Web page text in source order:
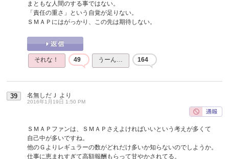
まともな人間のする事ではない。
「責任の重さ」という自覚が足りない。
ＳＭＡＰにはがっかり、この先は期待しない。
それな！ 49 うーん… 164
39 名無しだＪ より
2016年1月19日 1:50 PM
ＳＭＡＰファンは、ＳＭＡＰさえよければいいという考えが多くて
自己中が多いですね。
他のＧよりレギュラーの数がどれだけ多いか知らないのでしようか。
仕事に恵まれすぎて高額報酬もらって甘やかされてる。